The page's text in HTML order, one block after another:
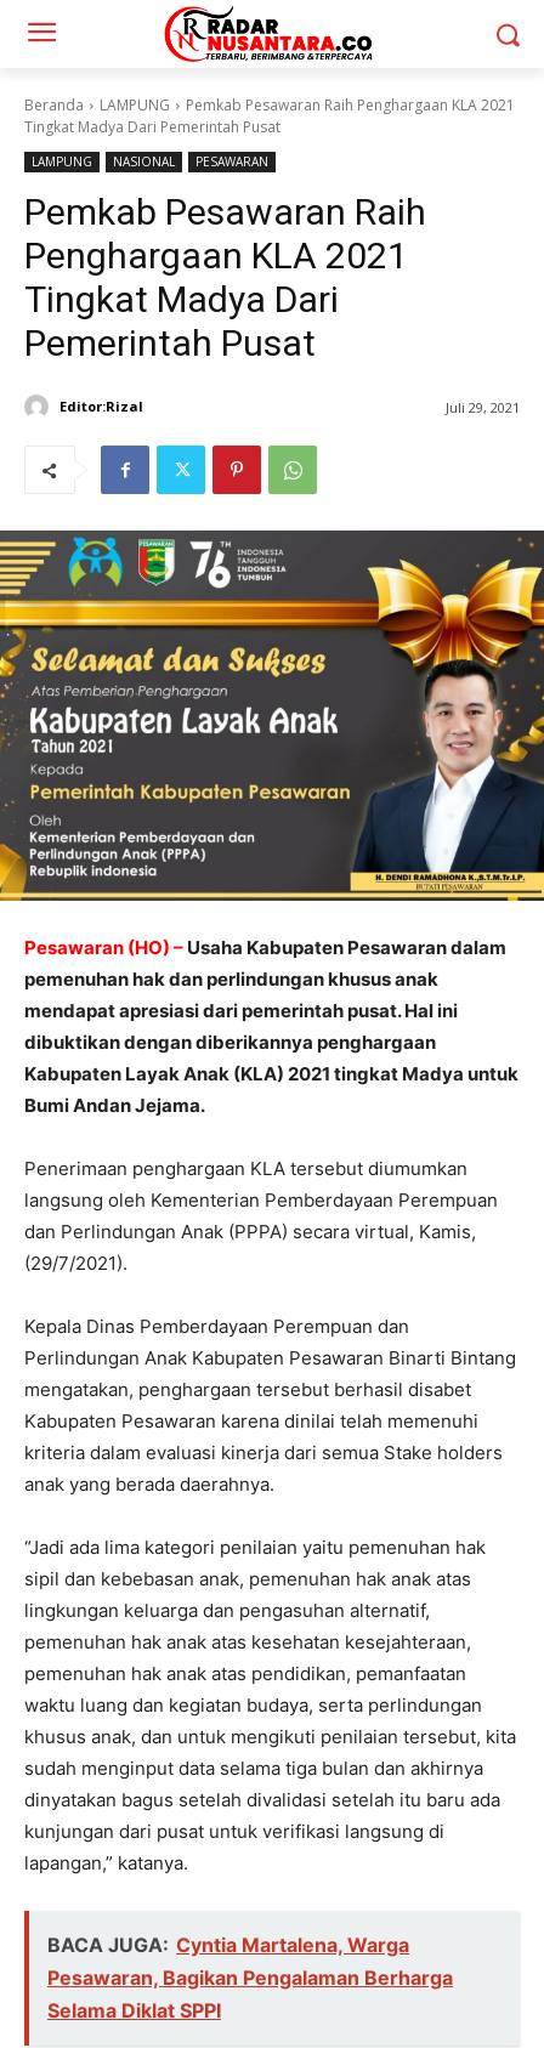
Beranda LAMPUNG
Pemkab Pesawaran Raih Penghargaan KLA 2021
Tingkat Madya Dari Pemerintah Pusat
LAMPUNG NASIONAL PESAWARAN
Pemkab Pesawaran Raih
Penghargaan KLA 2021
Tingkat Madya Dari
Pemerintah Pusat
Editor:Rizal Juli 29, 2021
Pesawaran (HO) – Usaha Kabupaten Pesawaran dalam
pemenuhan hak dan perlindungan khusus anak
mendapat apresiasi dari pemerintah pusat. Hal ini
dibuktikan dengan diberikannya penghargaan
Kabupaten Layak Anak (KLA) 2021 tingkat Madya untuk
Bumi Andan Jejama.
Penerimaan penghargaan KLA tersebut diumumkan
langsung oleh Kementerian Pemberdayaan Perempuan
dan Perlindungan Anak (PPPA) secara virtual, Kamis,
(29/7/2021).
Kepala Dinas Pemberdayaan Perempuan dan
Perlindungan Anak Kabupaten Pesawaran Binarti Bintang
mengatakan, penghargaan tersebut berhasil disabet
Kabupaten Pesawaran karena dinilai telah memenuhi
kriteria dalam evaluasi kinerja dari semua Stake holders
anak yang berada daerahnya.
“Jadi ada lima kategori penilaian yaitu pemenuhan hak
sipil dan kebebasan anak, pemenuhan hak anak atas
lingkungan keluarga dan pengasuhan alternatif,
pemenuhan hak anak atas kesehatan kesejahteraan,
pemenuhan hak anak atas pendidikan, pemanfaatan
waktu luang dan kegiatan budaya, serta perlindungan
khusus anak, dan untuk mengikuti penilaian tersebut, kita
sudah menginput data selama tiga bulan dan akhirnya
dinyatakan bagus setelah divalidasi setelah itu baru ada
kunjungan dari pusat untuk verifikasi langsung di
lapangan,” katanya.
BACA JUGA: Cyntia Martalena, Warga
Pesawaran, Bagikan Pengalaman Berharga
Selama Diklat SPPI